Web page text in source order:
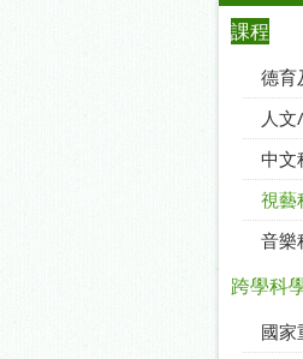
課程
德育
人
中文
視藝
音樂
跨學科
國家